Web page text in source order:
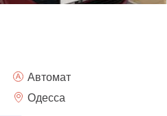
Автомат
Одесса